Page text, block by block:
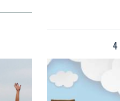
4